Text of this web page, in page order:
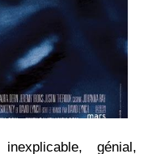
génial,